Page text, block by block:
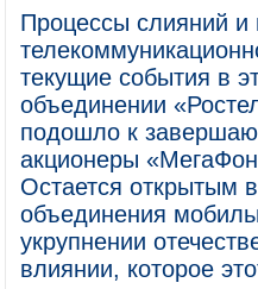
Процессы слияний и
текущие события в
объединении
подошло к
акционеры
Остается открытым
объединения
укрупнении
влиянии, которое